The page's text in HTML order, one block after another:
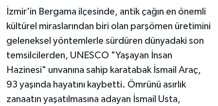
İzmir'in Bergama ilçesinde, antik çağın en önemli
kültürel miraslarından biri olan parşömen üretimini
geleneksel yöntemlerle sürdüren dünyadaki son
temsilcilerden, UNESCO "Yaşayan İnsan
Hazinesi" unvanına sahip karatabak İsmail Araç,
93 yaşında hayatını kaybetti. Ömrünü asırlık
zanaatın yaşatılmasına adayan İsmail Usta,